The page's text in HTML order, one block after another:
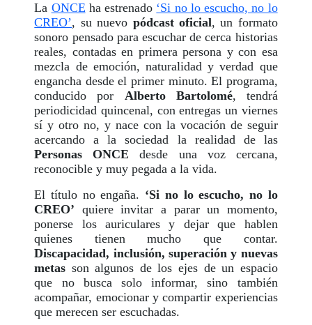
La ONCE ha estrenado ‘Si no lo escucho, no lo
CREO’, su nuevo pódcast oficial, un formato
sonoro pensado para escuchar de cerca historias
reales, contadas en primera persona y con esa
mezcla de emoción, naturalidad y verdad que
engancha desde el primer minuto. El programa,
conducido por Alberto Bartolomé, tendrá
periodicidad quincenal, con entregas un viernes
sí y otro no, y nace con la vocación de seguir
acercando a la sociedad la realidad de las
Personas ONCE desde una voz cercana,
reconocible y muy pegada a la vida.
El título no engaña. ‘Si no lo escucho, no lo
CREO’ quiere invitar a parar un momento,
ponerse los auriculares y dejar que hablen
quienes tienen mucho que contar.
Discapacidad, inclusión, superación y nuevas
metas son algunos de los ejes de un espacio
que no busca solo informar, sino también
acompañar, emocionar y compartir experiencias
que merecen ser escuchadas.